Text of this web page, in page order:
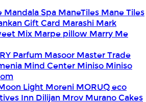
Mandala Spa ManeTiles Mane Tiles
Gift Card Marashi Mark
Mix Marpe pillow Marry Me
Parfum Masoor Master Trade
Mind Center Miniso Miniso
Light Moreni MORUQ eco
Inn Dilijan Mrov Murano Cakes